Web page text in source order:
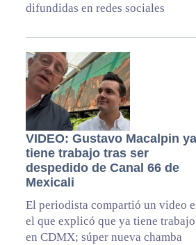
difundidas en redes sociales
VIDEO: Gustavo Macalpin ya
tiene trabajo tras ser
despedido de Canal 66 de
Mexicali
El periodista compartió un video
el que explicó que ya tiene trabajo
en CDMX; súper nueva chamba